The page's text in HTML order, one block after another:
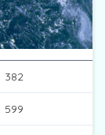
382
599